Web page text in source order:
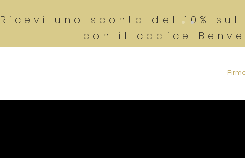
Ricevi uno sconto del 10%
con il codice